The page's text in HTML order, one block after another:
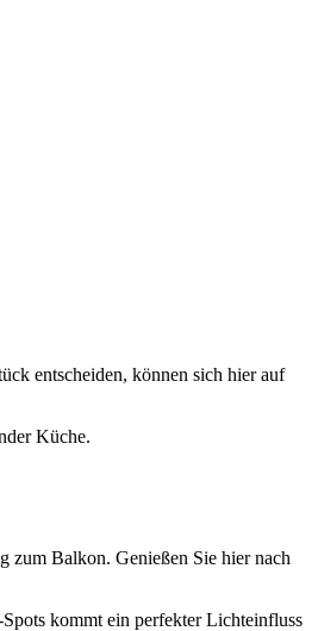
entscheiden, können sich hier auf
Küche.
zum Balkon. Genießen Sie hier nach
kommt ein perfekter Lichteinfluss